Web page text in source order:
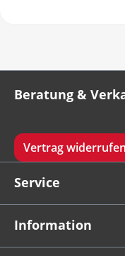
Beratung &
Vertrag widerrufen
Service
Information